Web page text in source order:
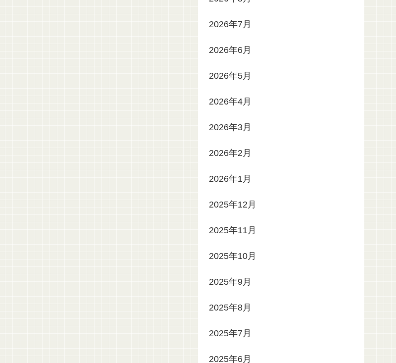
2026年7月
2026年6月
2026年5月
2026年4月
2026年3月
2026年2月
2026年1月
2025年12月
2025年11月
2025年10月
2025年9月
2025年8月
2025年7月
2025年6月